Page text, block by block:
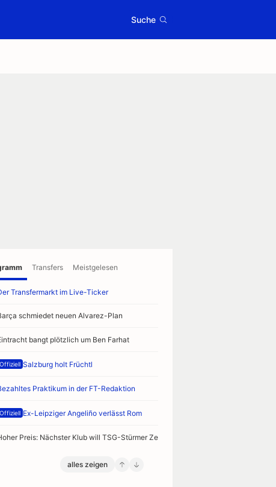
Suche
Transfers Meistgelesen
Transfermarkt im Live-Ticker
schmiedet neuen Alvarez-Plan
bangt plötzlich um Ben Farhat
Offiziell Salzburg holt Früchtl
Praktikum in der FT-Redaktion
Offiziell Ex-Leipziger Angeliño verlässt Rom
Preis: Nächster Klub will TSG-Stürmer Zeitler
alles zeigen